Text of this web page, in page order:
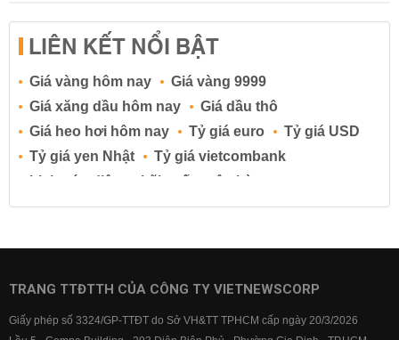
LIÊN KẾT NỔI BẬT
Giá vàng hôm nay
Giá vàng 9999
Giá xăng dầu hôm nay
Giá dầu thô
Giá heo hơi hôm nay
Tỷ giá euro
Tỷ giá USD
Tỷ giá yen Nhật
Tỷ giá vietcombank
Lịch cúp điện
Lãi suất ngân hàng
Lãi suất tiết kiệm
Lãi suất tiền gửi
Lãi suất ngân hàng BIDV
Lãi suất ngân hàng Vietcombank
TRANG TTĐTTH CỦA CÔNG TY VIETNEWSCORP
Giấy phép số 3324/GP-TTĐT do Sở VH&TT TPHCM cấp ngày 20/3/2026